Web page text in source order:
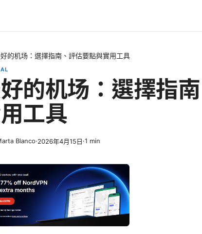
的机场：選擇指南、評估要點與實用工具
的机场：選擇指
工具
Blanco·2026年4月15日·1 min